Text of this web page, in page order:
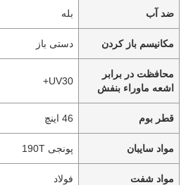
ضد آب بله
مکانیسم باز کردن دستی باز
محافظت در برابر
اشعه ماوراء بنفش
UV30+
قطر بوم 46 اینچ
مواد سایبان پونجی 190T
مواد شفت فولاد